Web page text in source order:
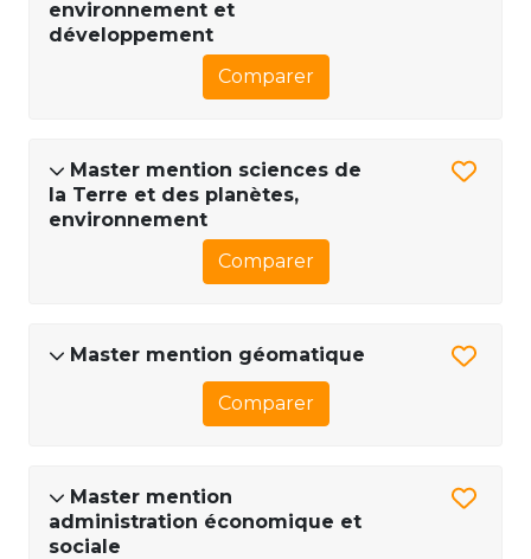
environnement et
développement
Comparer
Master mention sciences de
la Terre et des planètes,
environnement
Comparer
Master mention géomatique
Comparer
Master mention
administration économique et
sociale